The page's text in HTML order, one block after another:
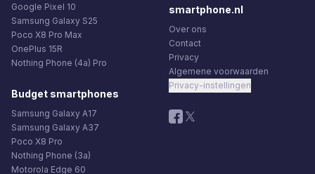
Google Pixel 10
Samsung Galaxy S25
Poco X8 Pro Max
OnePlus 15R
Nothing Phone (4a) Pro
Budget smartphones
Samsung Galaxy A17
Samsung Galaxy A37
Poco X8 Pro
Nothing Phone (3a)
Motorola Edge 60
smartphone.nl
Over ons
Contact
Privacy
Algemene voorwaarden
Privacy-instellingen